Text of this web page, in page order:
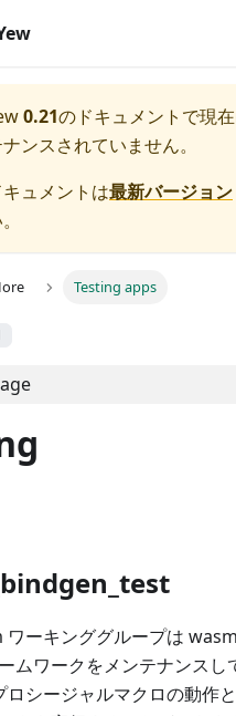
0.21のドキュメントで現
ンスされていません。
ュメントは最新バージョン
Testing apps
ワーキンググループは
ムワークをメンテナンスし
シージャルマクロの動作